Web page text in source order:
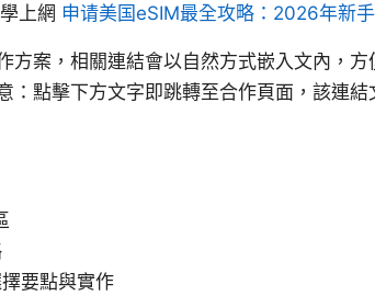
上網 申请美国eSIM最全攻略：2026年新手
方案，相關連結會以自然方式嵌入文內，
：點擊下方文字即跳轉至合作頁面，該連
要點與實作